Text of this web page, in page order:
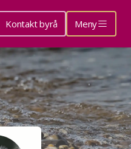
Kontakt byrå Meny